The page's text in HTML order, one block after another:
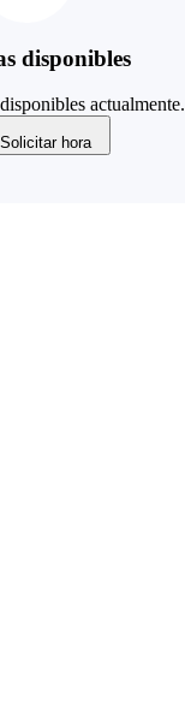
disponibles
actualmente.
Solicitar hora